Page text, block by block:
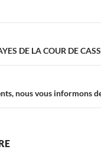
DE LA COUR DE
nous vous informons